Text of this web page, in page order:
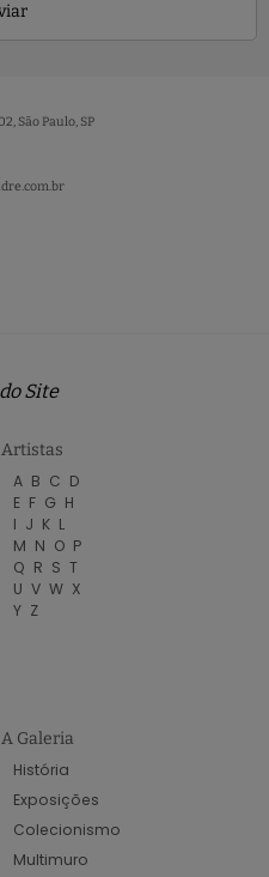
São Paulo, SP
Site
Artistas
A B C D
E F G H
I J K L
M N O P
Q R S T
U V W X
Y Z
A Galeria
História
Exposições
Colecionismo
Multimuro